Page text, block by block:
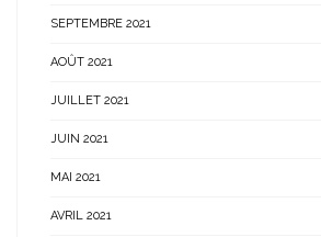
SEPTEMBRE 2021
AOÛT 2021
JUILLET 2021
JUIN 2021
MAI 2021
AVRIL 2021